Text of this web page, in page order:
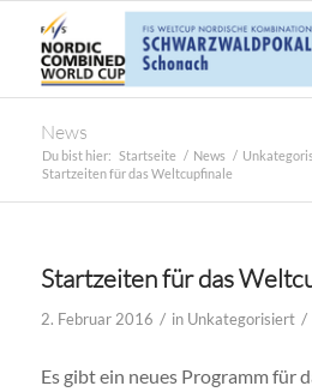
News
Du bist hier: Startseite / News /
Startzeiten für das Weltcupfinale
Startzeiten für das
2. Februar 2016 / in Unkategorisiert /
Es gibt ein neues Programm für